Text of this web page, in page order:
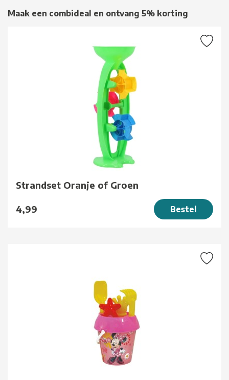
Maak een combideal en ontvang 5% korting
Strandset Oranje of Groen
4,99 Bestel